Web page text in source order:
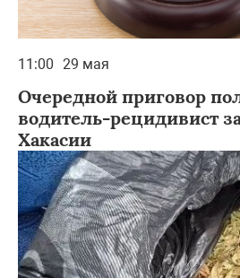
11:00 29 мая
Очередной приговор
водитель-рецидивист
Хакасии